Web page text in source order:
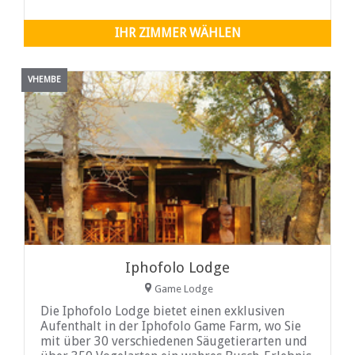
IHR ZIMMER WÄHLEN
VHEMBE
Iphofolo Lodge
Game Lodge
Die Iphofolo Lodge bietet einen exklusiven
Aufenthalt in der Iphofolo Game Farm, wo Sie
mit über 30 verschiedenen Säugetierarten und